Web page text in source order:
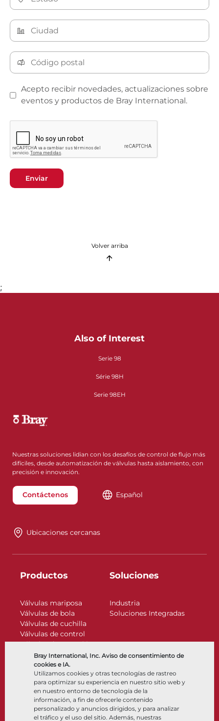
Bray International, Inc. Aviso de consentimiento de
cookies e IA.
Utilizamos cookies y otras tecnologías de rastreo
para optimizar su experiencia en nuestro sitio web y
en nuestro entorno de tecnología de la
información, a fin de ofrecerle contenido
personalizado y anuncios dirigidos, y para analizar
el tráfico y el uso del sitio. Además, nuestras
Acepto recibir novedades, actualizaciones sobre
eventos y productos de Bray International.
Enviar
Volver arriba
;
Also of Interest
Serie 98
Série 98H
Serie 98EH
Nuestras soluciones lidian con los desafíos de control de flujo más
difíciles, desde automatización de válvulas hasta aislamiento, con
precisión e innovación.
Contáctenos Español
Ubicaciones cercanas
Productos
Válvulas mariposa
Válvulas de bola
Válvulas de cuchilla
Válvulas de control
Válvulas de retención
Actuadores
Accesorios de control
Criogénico
Soluciones
Industria
Soluciones Integradas
Compañía
Nosotros
Recursos
Documentos